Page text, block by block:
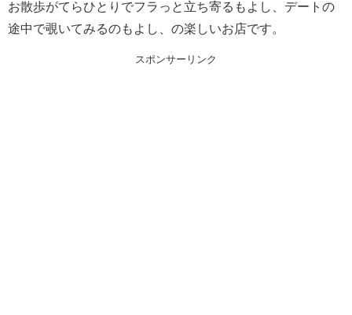
お散歩がてらひとりでフラっと立ち寄るもよし、デートの
途中で覗いてみるのもよし、の楽しいお店です。
スポンサーリンク